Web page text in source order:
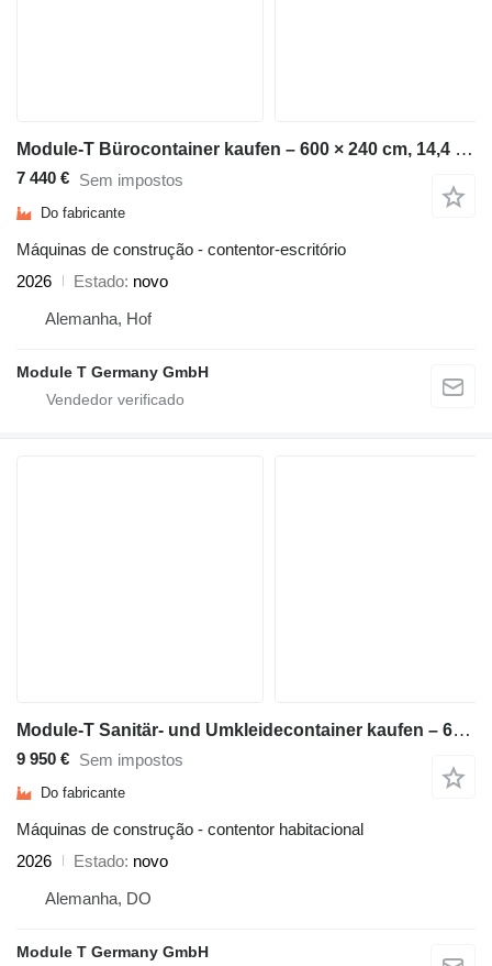
Module-T Bürocontainer kaufen – 600 × 240 cm, 14,4 m² | NEU
7 440 € Sem impostos
Do fabricante
Máquinas de construção - contentor-escritório
2026
Estado novo
Alemanha, Hof
Module T Germany GmbH
Module-T Sanitär- und Umkleidecontainer kaufen – 600 × 240 cm, 14,4 m² |
9 950 € Sem impostos
Do fabricante
Máquinas de construção - contentor habitacional
2026
Estado novo
Alemanha, DO
Module T Germany GmbH